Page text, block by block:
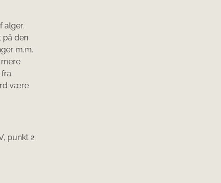
alger.
på den
m.m.
være
punkt 2